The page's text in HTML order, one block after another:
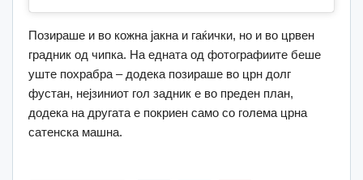
Позираше и во кожна јакна и гаќички, но и во црвен
градник од чипка. На едната од фотографиите беше
уште похрабра – додека позираше во црн долг
фустан, нејзиниот гол задник е во преден план,
додека на другата е покриен само со голема црна
сатенска машна.